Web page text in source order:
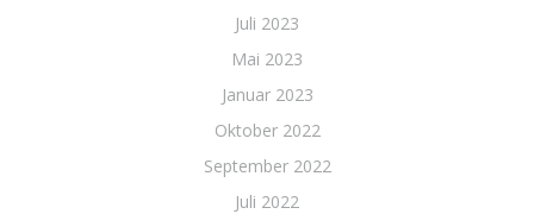
Juli 2023
Mai 2023
Januar 2023
Oktober 2022
September 2022
Juli 2022